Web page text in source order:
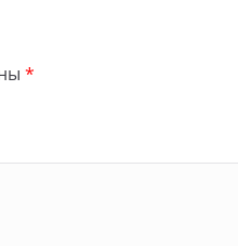
*